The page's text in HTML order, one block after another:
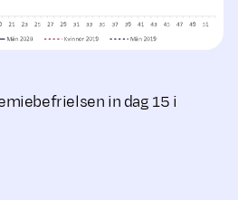
in dag 15 i